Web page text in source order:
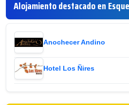
Alojamiento destacado en
Anochecer Andino
Hotel Los Ñires